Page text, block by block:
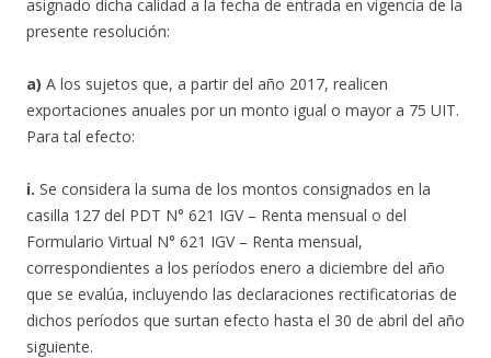
asignado dicha calidad a la fecha de entrada en vigencia de la
presente resolución:
a) A los sujetos que, a partir del año 2017, realicen
exportaciones anuales por un monto igual o mayor a 75 UIT.
Para tal efecto:
i. Se considera la suma de los montos consignados en la
casilla 127 del PDT N° 621 IGV – Renta mensual o del
Formulario Virtual N° 621 IGV – Renta mensual,
correspondientes a los períodos enero a diciembre del año
que se evalúa, incluyendo las declaraciones rectificatorias de
dichos períodos que surtan efecto hasta el 30 de abril del año
siguiente.